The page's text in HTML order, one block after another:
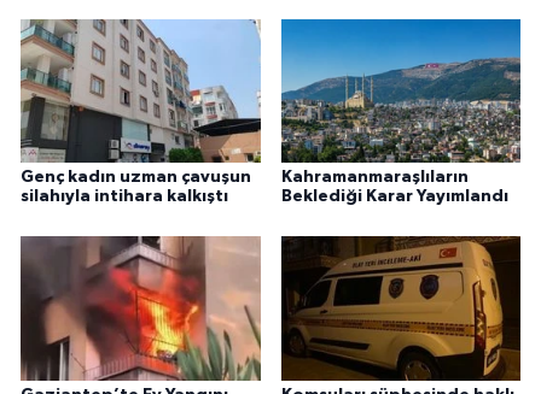
Genç kadın uzman çavuşun
silahıyla intihara kalkıştı
Kahramanmaraşlıların
Beklediği Karar Yayımlandı